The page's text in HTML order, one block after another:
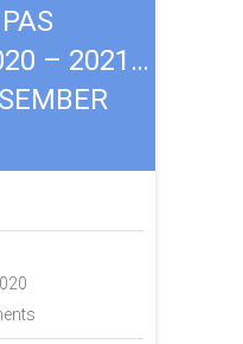
– 2021…